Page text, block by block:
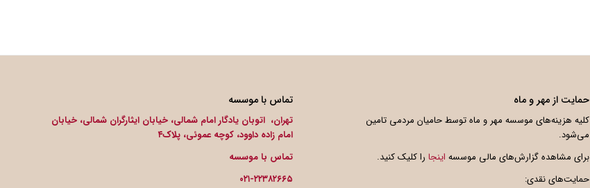
حمایت از مهر و ماه
کلیه هزینه‌های موسسه مهر و ماه توسط حامیان مردمی تامین
می‌شود.
برای مشاهده گزارش‌های مالی موسسه اینجارا کلیک کنید.
حمایت‌های نقدی:
تماس با موسسه
تهران، اتوبان یادگار امام شمالی، خیابان ایثارگران شمالی، خیابان
امام زاده داوود، کوچه عموئی، پلاک۴
تماس با موسسه
۰۲۱-۲۲۳۸۲۶۶۵